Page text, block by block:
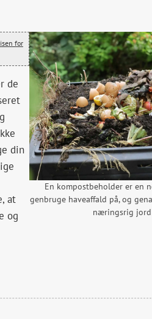
for
de
din
at
og
En kompostbeholder er en
genbruge haveaffald på, og
næringsrig